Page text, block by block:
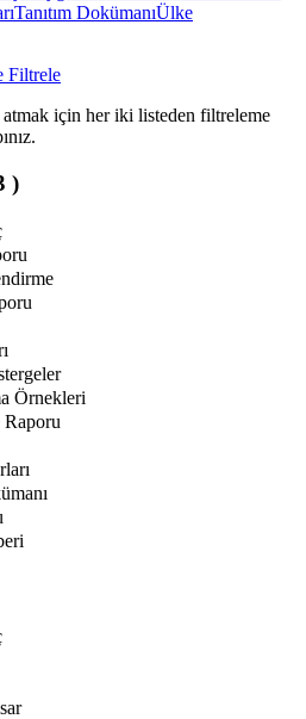
Tanıtım DokümanıÜlke
Filtrele
için her iki listeden filtreleme
)
Örnekleri